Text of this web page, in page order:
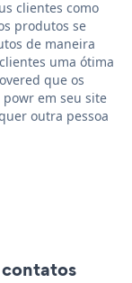
clientes como
produtos se
de maneira
uma ótima
que os
em seu site
outra pessoa